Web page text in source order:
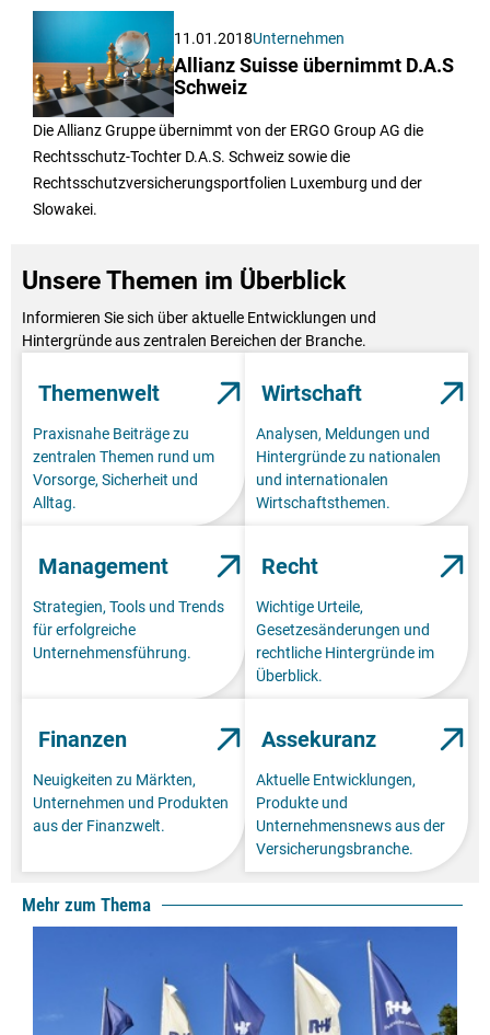
11.01.2018Unternehmen
Allianz Suisse übernimmt D.A.S
Schweiz
Die Allianz Gruppe übernimmt von der ERGO Group AG die
Rechtsschutz-Tochter D.A.S. Schweiz sowie die
Rechtsschutzversicherungsportfolien Luxemburg und der
Slowakei.
Unsere Themen im Überblick
Informieren Sie sich über aktuelle Entwicklungen und
Hintergründe aus zentralen Bereichen der Branche.
Themenwelt
Praxisnahe Beiträge zu
zentralen Themen rund um
Vorsorge, Sicherheit und
Alltag.
Wirtschaft
Analysen, Meldungen und
Hintergründe zu nationalen
und internationalen
Wirtschaftsthemen.
Management
Strategien, Tools und Trends
für erfolgreiche
Unternehmensführung.
Recht
Wichtige Urteile,
Gesetzesänderungen und
rechtliche Hintergründe im
Überblick.
Finanzen
Neuigkeiten zu Märkten,
Unternehmen und Produkten
aus der Finanzwelt.
Assekuranz
Aktuelle Entwicklungen,
Produkte und
Unternehmensnews aus der
Versicherungsbranche.
Mehr zum Thema